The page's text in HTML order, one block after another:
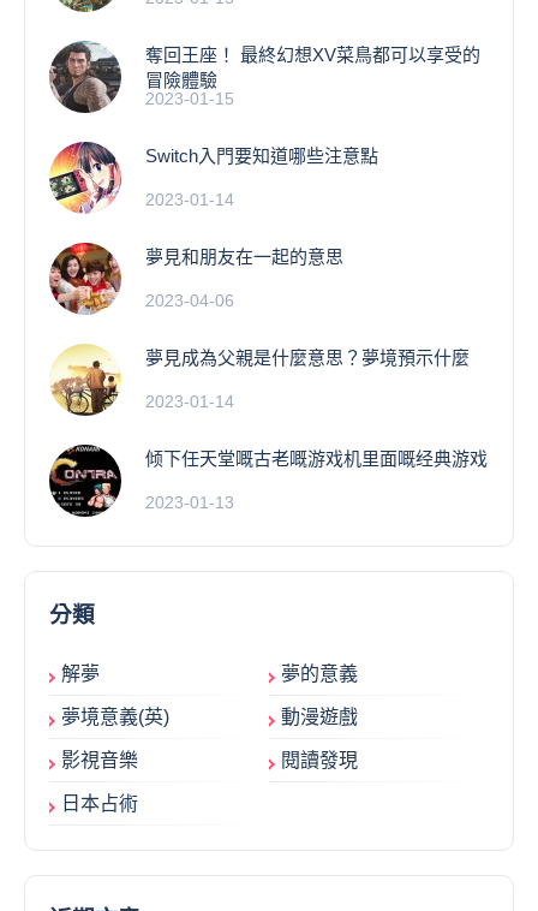
奪回王座！ 最終幻想XV菜鳥都可以享受的
冒險體驗
2023-01-15
Switch入門要知道哪些注意點
2023-01-14
夢見和朋友在一起的意思
2023-04-06
夢見成為父親是什麼意思？夢境預示什麼
2023-01-14
倾下任天堂嘅古老嘅游戏机里面嘅经典游戏
2023-01-13
分類
解夢 夢的意義
夢境意義(英) 動漫遊戲
影視音樂 閱讀發現
日本占術